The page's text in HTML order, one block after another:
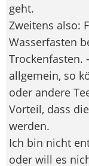
geht.
Zweitens also:
Wasserfasten
Trockenfasten.
allgemein, so
oder andere
Vorteil, dass
werden.
Ich bin nicht
oder will es